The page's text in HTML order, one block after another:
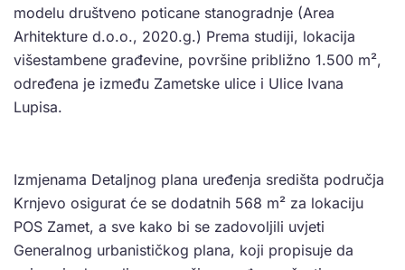
modelu društveno poticane stanogradnje (Area
Arhitekture d.o.o., 2020.g.) Prema studiji, lokacija
višestambene građevine, površine približno 1.500 m²,
određena je između Zametske ulice i Ulice Ivana
Lupisa.
Izmjenama Detaljnog plana uređenja središta područja
Krnjevo osigurat će se dodatnih 568 m² za lokaciju
POS Zamet, a sve kako bi se zadovoljili uvjeti
Generalnog urbanističkog plana, koji propisuje da